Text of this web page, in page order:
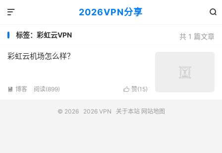
2026VPN分享 

共 1 篇文章
标签：彩虹云VPN
彩虹云机场怎么样？
 赞(15)
 博客 阅读(899)
© 2026 2026 VPN 关于本站 网站地图